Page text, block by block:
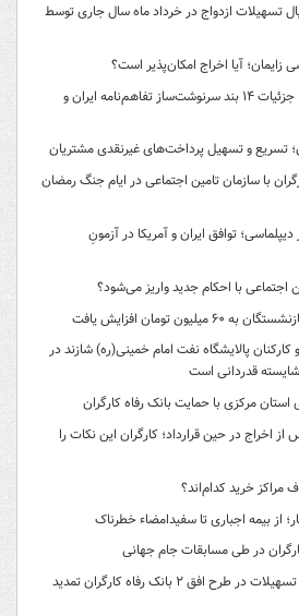
میلیارد ریال تسهیلات ازدواج در خرداد ماه سال جاری توسط
زایمان؛ آیا اخراج امکان‌پذیر است؟
فصل نوین در دیپلماسی ایران؛ جزئیات ۱۴ بند سرنوشت‌ساز تفاهم‌نامه ایران و
تسریع و تسهیل پرداخت‌های غیرنقدی مشتریان
با سازمان تامین اجتماعی در ایام جنگ رمضان
توافق ایران و آمریکا در آزمونِ
اجتماعی با احکام جدید واریز می‌شود؟
تومان افزایش یافت
پالایشگاه نفت امام خمینی(ره) شازند در
قدردانی است
مرکزی با حمایت بانک رفاه کارگران
در حین قرارداد؛ کارگران این نکات را
مراکز خرید کدام‌اند؟
در طی مسابقات جام جهانی
مهلت افتتاح حساب و پرداخت تسهیلات در طرح افق ۲ بانک رفاه کارگران تمدید